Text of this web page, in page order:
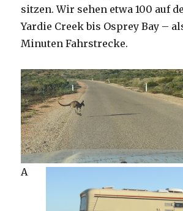
sitzen. Wir sehen etwa 100 auf
Yardie Creek bis Osprey Bay –
Minuten Fahrstrecke.
A